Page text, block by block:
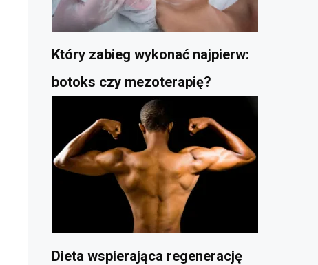
Który zabieg wykonać najpierw:
botoks czy mezoterapię?
Dieta wspierająca regenerację